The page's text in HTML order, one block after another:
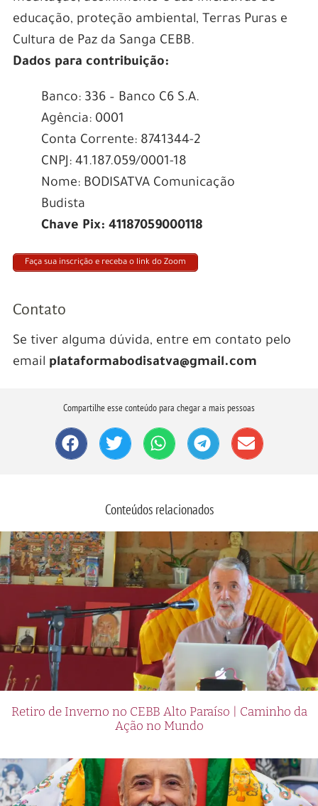
educação, proteção ambiental, Terras Puras e
Cultura de Paz da Sanga CEBB.
Dados para contribuição:
Banco: 336 – Banco C6 S.A.
Agência: 0001
Conta Corrente: 8741344-2
CNPJ: 41.187.059/0001-18
Nome: BODISATVA Comunicação
Budista
Chave Pix: 41187059000118
Faça sua inscrição e receba o link do Zoom
Contato
Se tiver alguma dúvida, entre em contato pelo
email plataformabodisatva@gmail.com
Compartilhe esse conteúdo para chegar a mais pessoas
Conteúdos relacionados
Retiro de Inverno no CEBB Alto Paraíso | Caminho da
Ação no Mundo